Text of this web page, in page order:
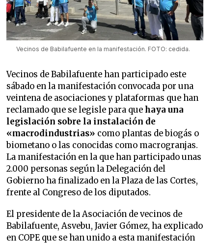
Vecinos de Babilafuente en la manifestación. FOTO: cedida.
Vecinos de Babilafuente han participado este
sábado en la manifestación convocada por una
veintena de asociaciones y plataformas que han
reclamado que se legisle para que haya una
legislación sobre la instalación de
«macrodindustrias» como plantas de biogás o
biometano o las conocidas como macrogranjas.
La manifestación en la que han participado unas
2.000 personas según la Delegación del
Gobierno ha finalizado en la Plaza de las Cortes,
frente al Congreso de los diputados.
El presidente de la Asociación de vecinos de
Babilafuente, Asvebu, Javier Gómez, ha explicado
en COPE que se han unido a esta manifestación